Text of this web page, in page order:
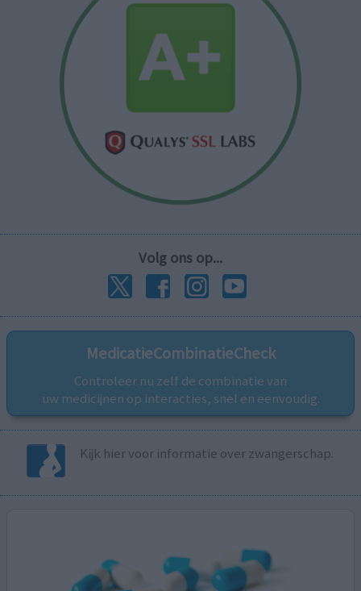
Volg ons op...
MedicatieCombinatieCheck
Controleer nu zelf de combinatie van
uw medicijnen op interacties, snel en eenvoudig.
Kijk hier voor informatie over zwangerschap.